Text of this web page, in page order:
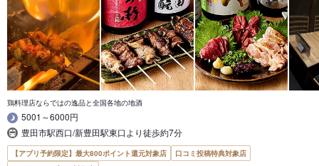
鶏料理店ならではの逸品と全国各地の地酒
5001～6000円
豊田市駅西口/新豊田駅東口より徒歩約7分
【アプリ予約限定】最大800ポイント還元対象店
口コミ投稿特典対象店